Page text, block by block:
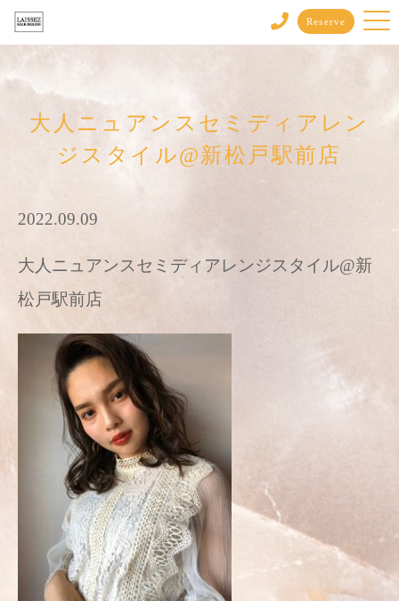
Reserve
大人ニュアンスセミディアレン
ジスタイル@新松戸駅前店
2022.09.09
大人ニュアンスセミディアレンジスタイル@新
松戸駅前店